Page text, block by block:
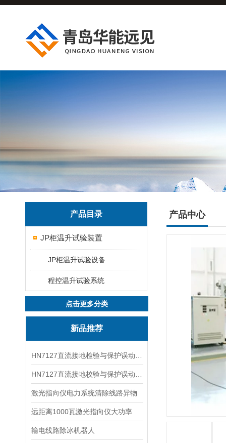
产品目录
JP柜温升试验装置
JP柜温升试验设备
程控温升试验系统
点击更多分类
新品推荐
激光指向仪电力系统清除线路异物
远距离1000瓦激光指向仪大功率
输电线路除冰机器人
产品中心